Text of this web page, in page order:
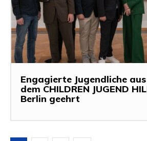
Engagierte Jugendliche
dem CHILDREN JUGEND
Berlin geehrt